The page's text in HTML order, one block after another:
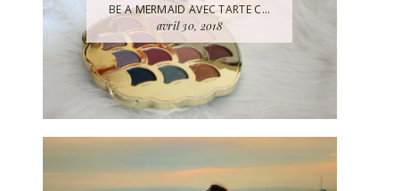
BE A MERMAID AVEC TARTE C...
avril 30, 2018